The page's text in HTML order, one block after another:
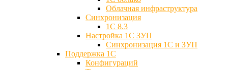
Облачная инфраструктура
Синхронизация
1С 8.3
Настройка 1С ЗУП
Синхронизация 1С и ЗУП
Поддержка 1С
Конфигураций